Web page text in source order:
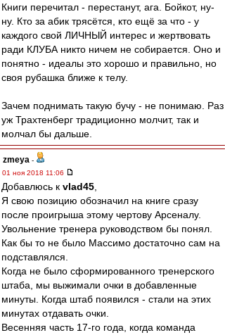
Книги перечитал - перестанут, ага. Бойкот, ну-
ну. Кто за абик трясётся, кто ещё за что - у
каждого свой ЛИЧНЫЙ интерес и жертвовать
ради КЛУБА никто ничем не собирается. Оно и
понятно - идеалы это хорошо и правильно, но
своя рубашка ближе к телу.
Зачем поднимать такую бучу - не понимаю. Раз
уж Трахтенберг традиционно молчит, так и
молчал бы дальше.
zmeya -
01 ноя 2018 11:06
Добавлюсь к vlad45
Я свою позицию обозначил на книге сразу
после проигрыша этому чертову Арсеналу.
Увольнение тренера руководством бы понял.
Как бы то не было Массимо достаточно сам на
подставлялся.
Когда не было сформированного тренерского
штаба, мы выжимали очки в добавленные
минуты. Когда штаб появился - стали на этих
минутах отдавать очки.
Весенняя часть 17-го года, когда команда